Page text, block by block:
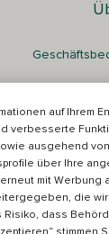
noch
persönlichen
ist eine Marke
c/o RPI,
auf Ihrem
verbesserte
ausgehend
über Ihre
mit Werbung
die
dass